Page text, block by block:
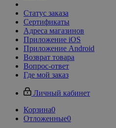
Статус заказа
Сертификаты
Адреса магазинов
Приложение iOS
Приложение Android
Возврат товара
Вопрос-ответ
Где мой заказ
Личный кабинет
Корзина0
Отложенные0